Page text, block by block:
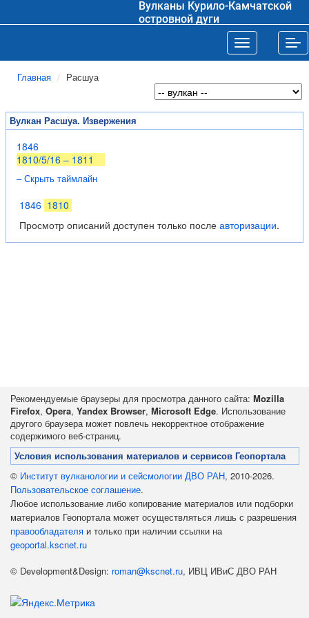
Вулканы Курило-Камчатской
островной дуги
Toggle
Главная Расшуа
Вулкан Расшуа. Извержения
1846
1810/5/16 – 1811
– Скрыть таймлайн
1846 1810
Просмотр описаний доступен только после авторизации.
Рекомендуемые браузеры для просмотра данного сайта: Mozilla
Firefox, Opera, Yandex Browser, Microsoft Edge. Использование
другого браузера может повлечь некорректное отображение
содержимого веб-страниц.
Условия использования материалов и сервисов Геопортала
© Институт вулканологии и сейсмологии ДВО РАН, 2010-2026.
Пользовательское соглашение.
Любое использование либо копирование материалов или подборки
материалов Геопортала может осуществляться лишь с разрешения
правообладателя и только при наличии ссылки на
geoportal.kscnet.ru
© Development&Design: roman@kscnet.ru, ИВЦ ИВиС ДВО РАН